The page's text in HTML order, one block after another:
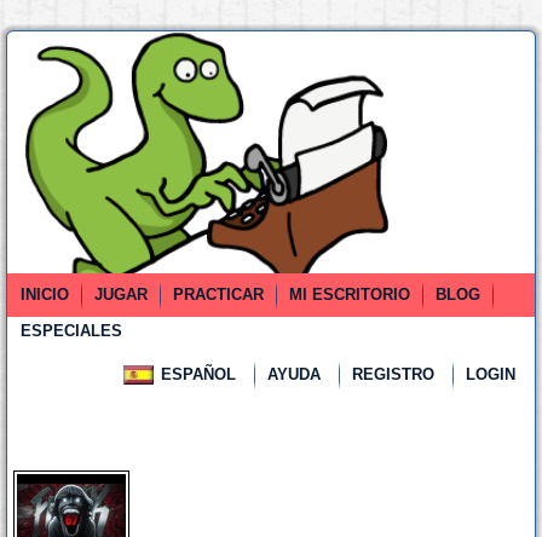
INICIO JUGAR PRACTICAR MI ESCRITORIO
BLOG
ESPECIALES
ESPAÑOL AYUDA REGISTRO LOGIN